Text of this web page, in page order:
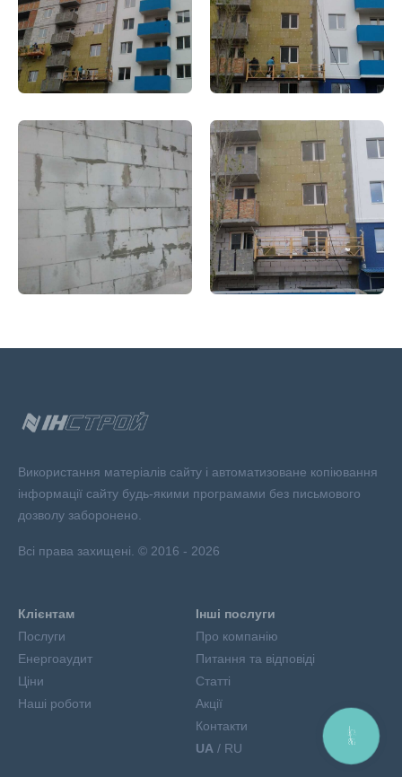
Використання матеріалів сайту і автоматизоване копіювання
інформації сайту будь-якими програмами без письмового
дозволу заборонено.
Всі права захищені. © 2016 - 2026
Клієнтам
Послуги
Енергоаудит
Ціни
Наші роботи
Інші послуги
Про компанію
Питання та відповіді
Статті
Акції
Контакти
UA / RU
КНОПКА
ЗВ'ЯЗКУ